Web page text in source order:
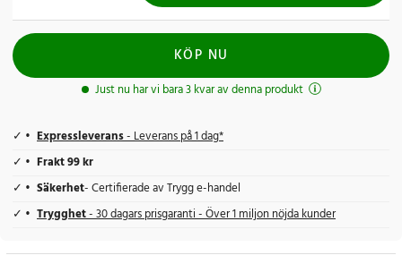
KÖP NU
Just nu har vi bara 3 kvar av denna produkt
Expressleverans- Leverans på 1 dag*
Frakt 99 kr
Säkerhet- Certifierade av Trygg e-handel
Trygghet- 30 dagars prisgaranti - Över 1 miljon nöjda kunder